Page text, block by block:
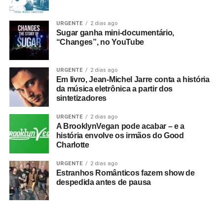
URGENTE 2 dias ago
Sugar ganha mini-documentário,
“Changes”, no YouTube
URGENTE 2 dias ago
Em livro, Jean-Michel Jarre conta a história
da música eletrônica a partir dos
sintetizadores
URGENTE 2 dias ago
A BrooklynVegan pode acabar – e a
história envolve os irmãos do Good
Charlotte
URGENTE 2 dias ago
Estranhos Românticos fazem show de
despedida antes de pausa